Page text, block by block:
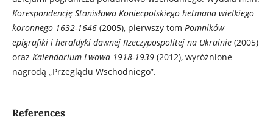
Korespondencję Stanisława Koniecpolskiego hetmana wielkiego
koronnego 1632-1646(2005), pierwszy tom Pomników
epigrafiki i heraldyki dawnej Rzeczypospolitej na Ukrainie(2005)
oraz Kalendarium Lwowa 1918-1939(2012), wyróżnione
nagrodą „Przeglądu Wschodniego”.
References